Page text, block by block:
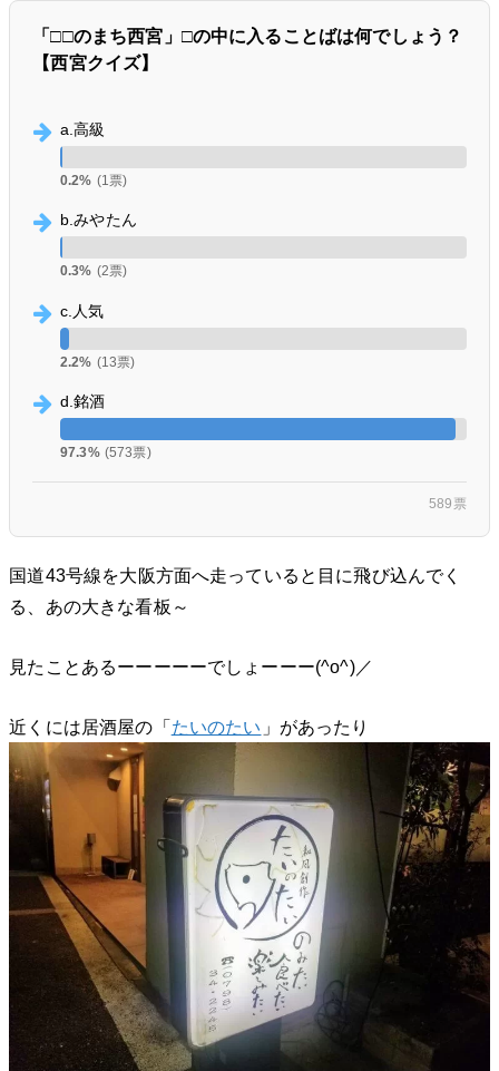
「□□のまち西宮」□の中に入ることばは何でしょう？
【西宮クイズ】
a.高級
0.2% (1票)
b.みやたん
0.3% (2票)
c.人気
2.2% (13票)
d.銘酒
97.3% (573票)
589票
国道43号線を大阪方面へ走っていると目に飛び込んでく
る、あの大きな看板～
見たことあるーーーーーでしょーーー(^o^)／
近くには居酒屋の「 たいのたい 」があったり